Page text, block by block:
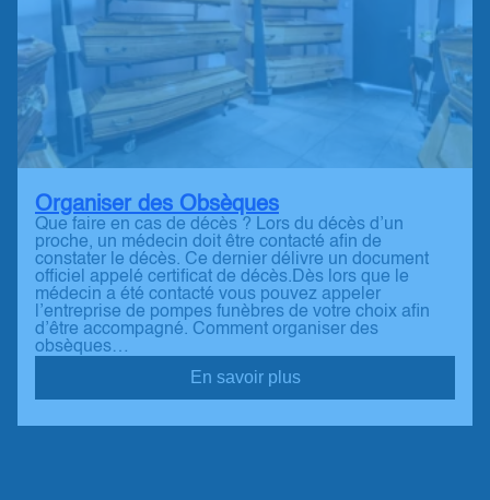
Organiser des Obsèques
Que faire en cas de décès ? Lors du décès d’un
proche, un médecin doit être contacté afin de
constater le décès. Ce dernier délivre un document
officiel appelé certificat de décès.Dès lors que le
médecin a été contacté vous pouvez appeler
l’entreprise de pompes funèbres de votre choix afin
d’être accompagné. Comment organiser des
obsèques…
En savoir plus